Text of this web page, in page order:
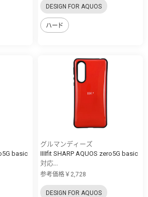
DESIGN FOR AQUOS
ハード
basic
グルマンディーズ
IIIIfit SHARP AQUOS zero5G basic
対応...
参考価格￥2,728
DESIGN FOR AQUOS